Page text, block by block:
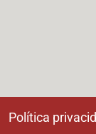
Política